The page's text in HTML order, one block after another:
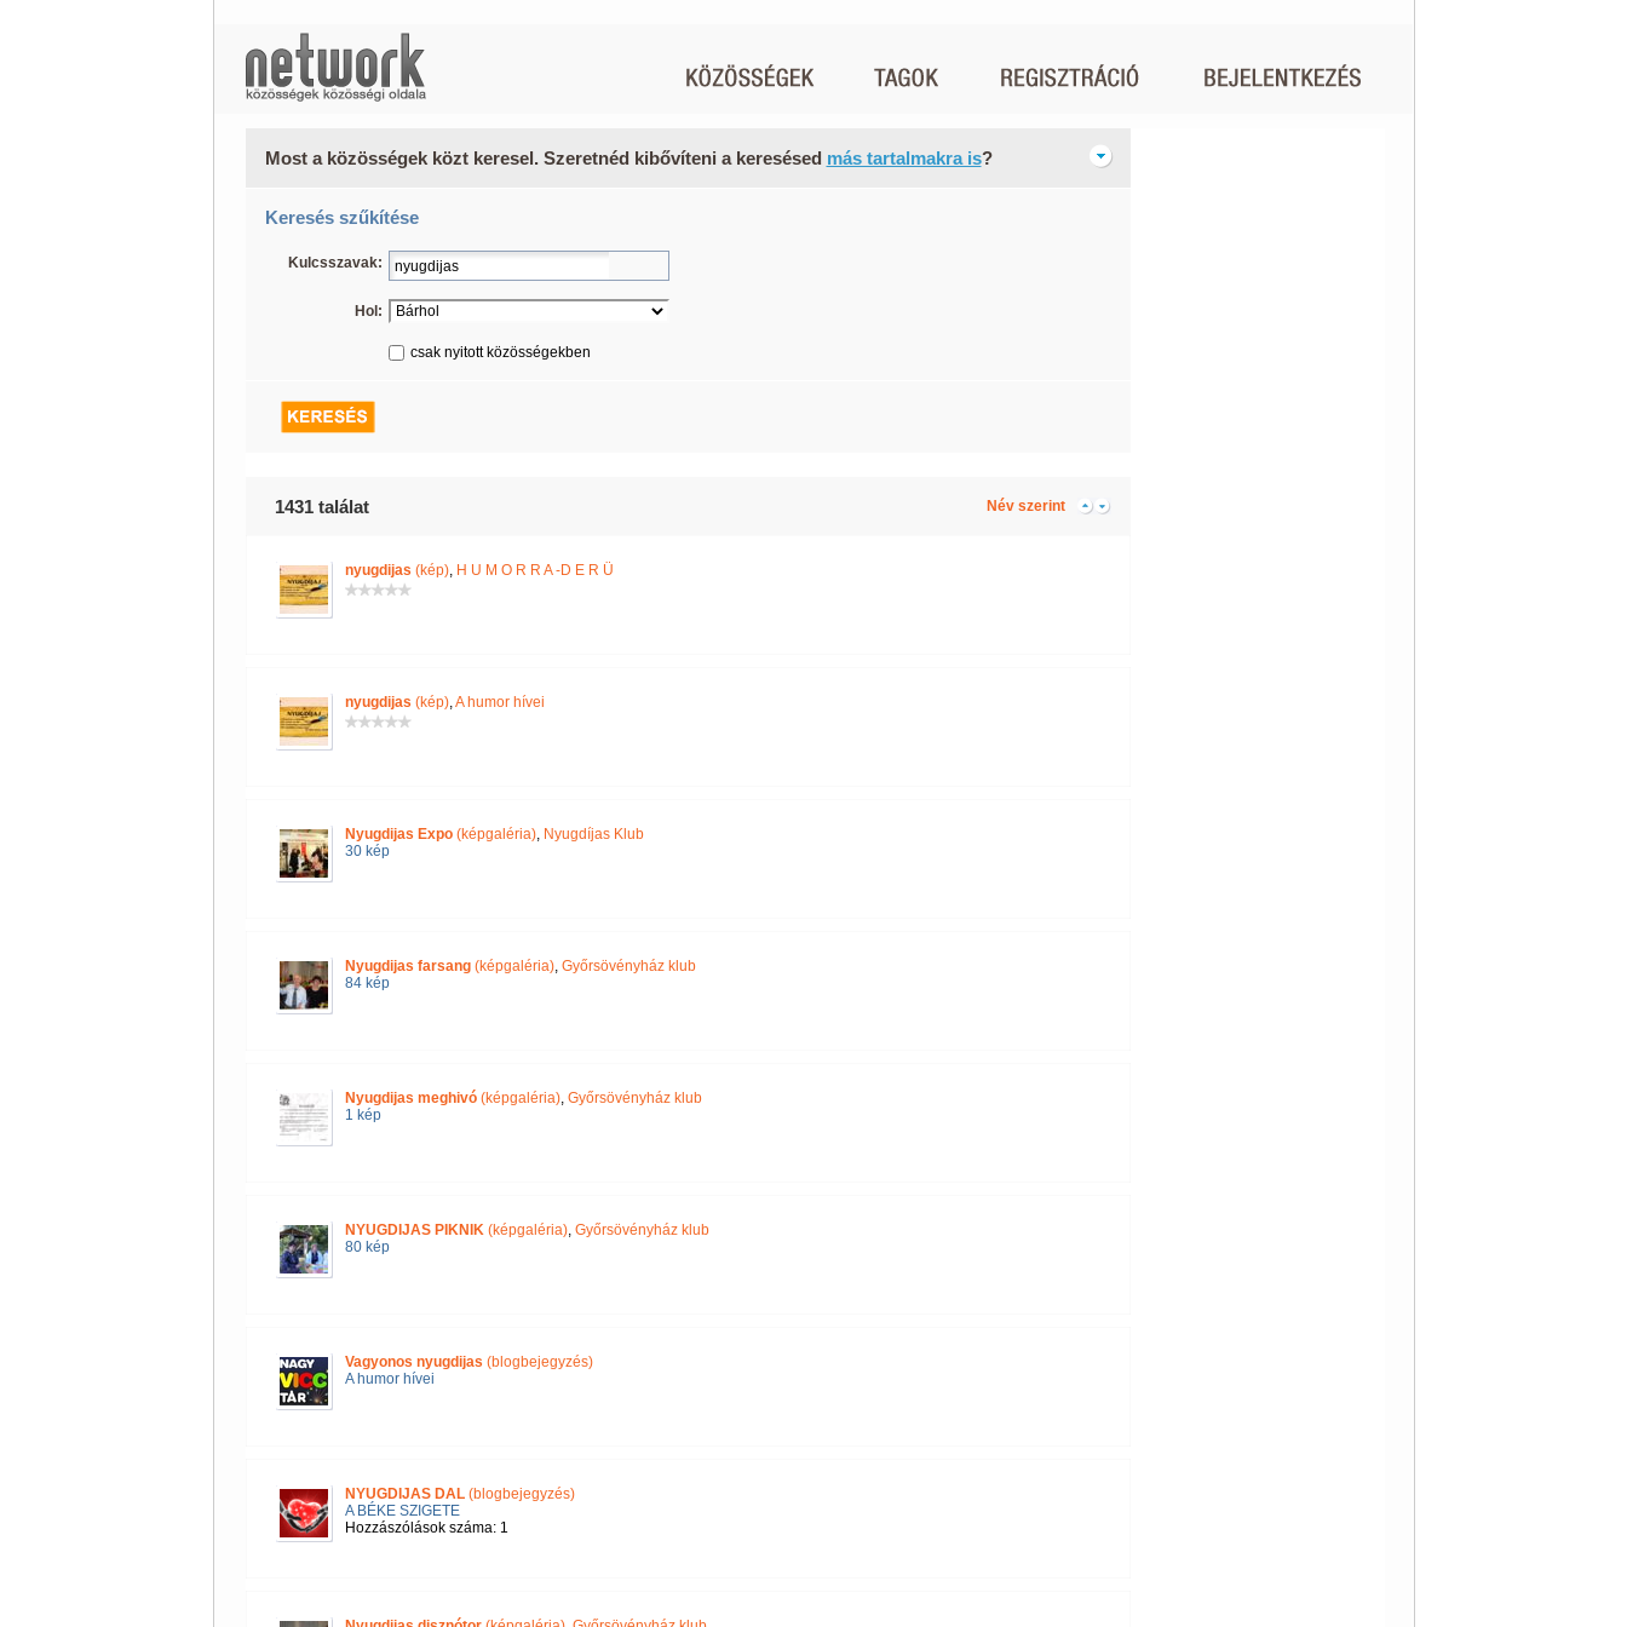
Most a közösségek közt keresel. Szeretnéd kibővíteni a keresésed más tartalmakra is?
Keresés szűkítése
Kulcsszavak:
Hol:
csak nyitott közösségekben
1431 találat Név szerint
nyugdijas (kép), H U M O R R A -D E R Ü
nyugdijas (kép),A humor hívei
Nyugdijas Expo(képgaléria), Nyugdíjas Klub
30 kép
Nyugdijas farsang(képgaléria), Győrsövényház klub
84 kép
Nyugdijas meghivó(képgaléria), Győrsövényház klub
1 kép
NYUGDIJAS PIKNIK(képgaléria), Győrsövényház klub
80 kép
Vagyonos nyugdijas (blogbejegyzés)
A humor hívei
NYUGDIJAS DAL(blogbejegyzés)
A BÉKE SZIGETE
Hozzászólások száma: 1